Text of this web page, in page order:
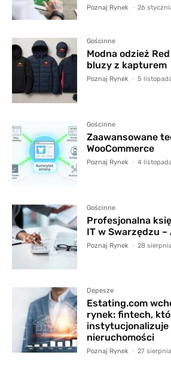
Poznaj Rynek - 26
Gościnne
Modna odzież
bluzy z kapturem
Poznaj Rynek - 5
Gościnne
Zaawansowane
WooCommerce
Poznaj Rynek - 4
Gościnne
Profesjonalna
IT w Swarzędzu –
Poznaj Rynek - 28
Depesze
Estating.com
rynek: fintech,
nieruchomości
Poznaj Rynek - 27